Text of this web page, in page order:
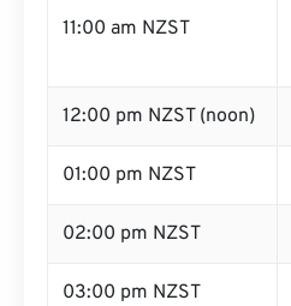
11:00 am NZST
12:00 pm NZST (noon)
01:00 pm NZST
02:00 pm NZST
03:00 pm NZST